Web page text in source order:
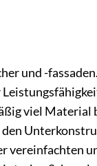
und -
viel
vereinfachten